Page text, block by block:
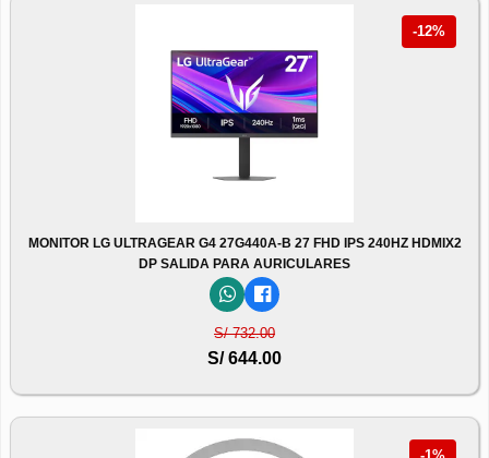
-12%
MONITOR LG ULTRAGEAR G4 27G440A-B 27 FHD IPS 240HZ HDMIX2
DP SALIDA PARA AURICULARES
S/ 732.00
S/ 644.00